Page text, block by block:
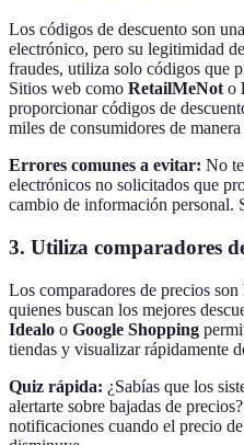
Los códigos de descuento son
electrónico, pero su legitimidad
fraudes, utiliza solo códigos que
Sitios web como RetailMeNot o
proporcionar códigos de
miles de consumidores de manera
Errores comunes a evitar: No
electrónicos no solicitados que
cambio de información personal.
3. Utiliza comparadores
Los comparadores de precios son
quienes buscan los mejores
Idealo o Google Shopping
tiendas y visualizar rápidamente
Quiz rápida: ¿Sabías que los
alertarte sobre bajadas de
notificaciones cuando el precio